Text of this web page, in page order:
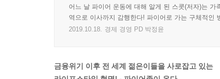
어느 날 파이어 운동에 대해 알게 된 스콧(저자)는
역으로 이사까지 감행한다! 파이어로 가는 구체적인
2019.10.18. 경제 경영 PD 박정윤
금융위기 이후 전 세계 젊은이들을 사로잡고 있는